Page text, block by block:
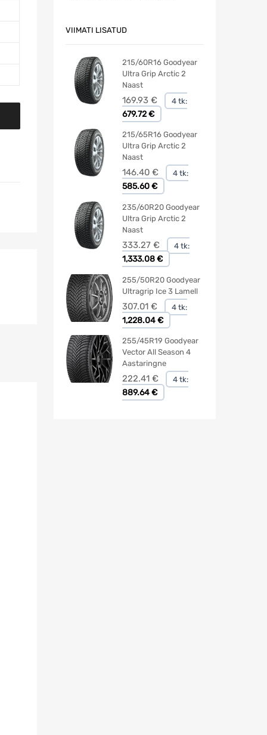
VIIMATI LISATUD
215/60R16 Goodyear
Ultra Grip Arctic 2
Naast
169.93 € 4 tk:
679.72 €
215/65R16 Goodyear
Ultra Grip Arctic 2
Naast
146.40 € 4 tk:
585.60 €
235/60R20 Goodyear
Ultra Grip Arctic 2
Naast
333.27 € 4 tk:
1,333.08 €
255/50R20 Goodyear
Ultragrip Ice 3 Lamell
307.01 € 4 tk:
1,228.04 €
255/45R19 Goodyear
Vector All Season 4
Aastaringne
222.41 € 4 tk:
889.64 €